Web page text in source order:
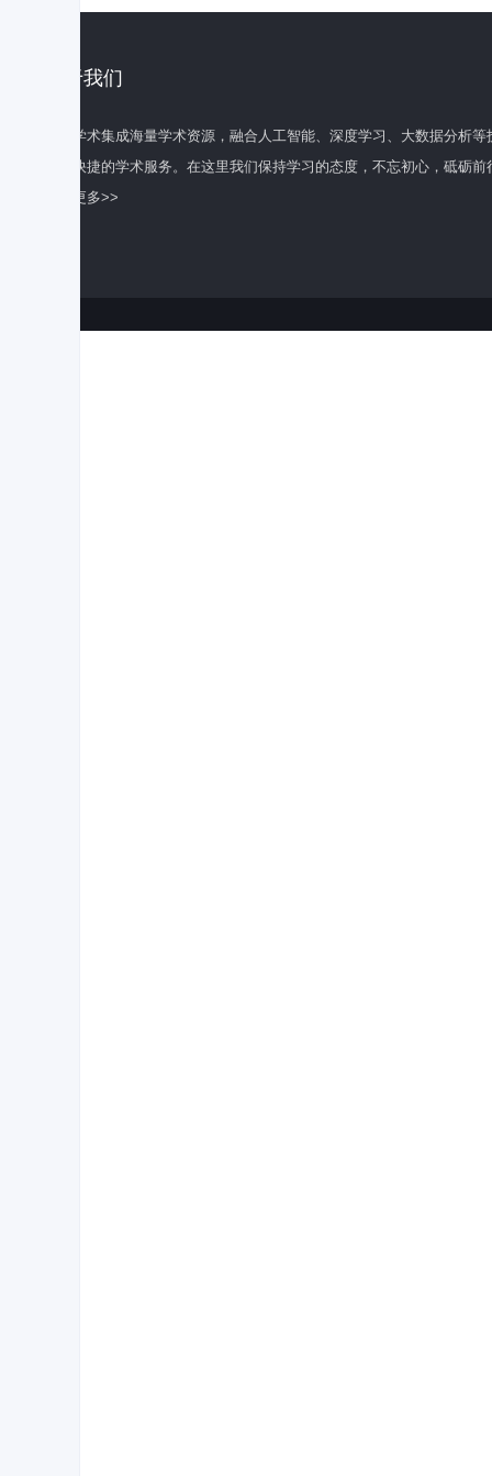
关于我们
百度学术集成海量学术资源，融合人工智能、深度学习、大数据分析
全面快捷的学术服务。在这里我们保持学习的态度，不忘初心，砥砺前
了解更多>>